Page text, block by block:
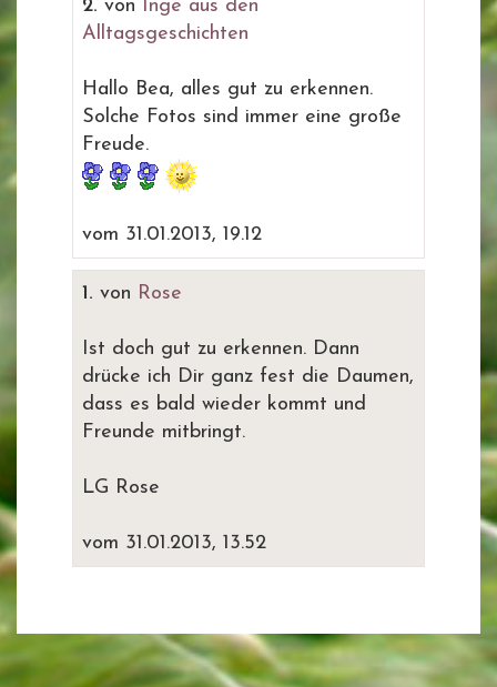
2. von Inge aus den
Alltagsgeschichten
Hallo Bea, alles gut zu erkennen.
Solche Fotos sind immer eine große
Freude.
vom 31.01.2013, 19.12
1. von Rose
Ist doch gut zu erkennen. Dann
drücke ich Dir ganz fest die Daumen,
dass es bald wieder kommt und
Freunde mitbringt.
LG Rose
vom 31.01.2013, 13.52